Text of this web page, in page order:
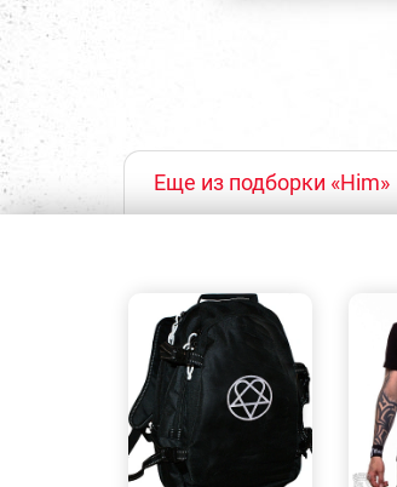
Еще из подборки «Him»